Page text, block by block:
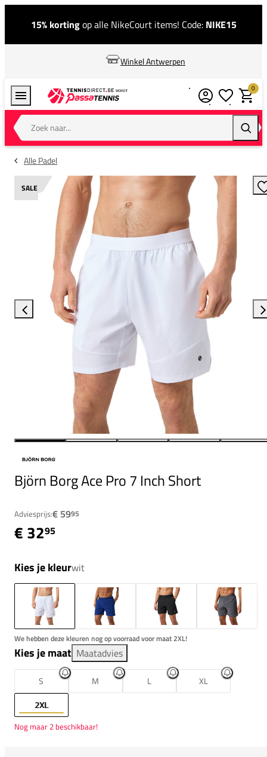
15% kortingop alle NikeCourt items! Code: NIKE15
Winkel Antwerpen
Zoek naar...
0
Alle Padel
SALE
Björn Borg Ace Pro 7 Inch Short
Adviesprijs:€ 5995
€ 3295
Kies je kleurwit
We hebben deze kleuren nog op voorraad voor maat 2XL!
Kies je maat Maatadvies
S M L
XL
2XL
Nog maar 2 beschikbaar!